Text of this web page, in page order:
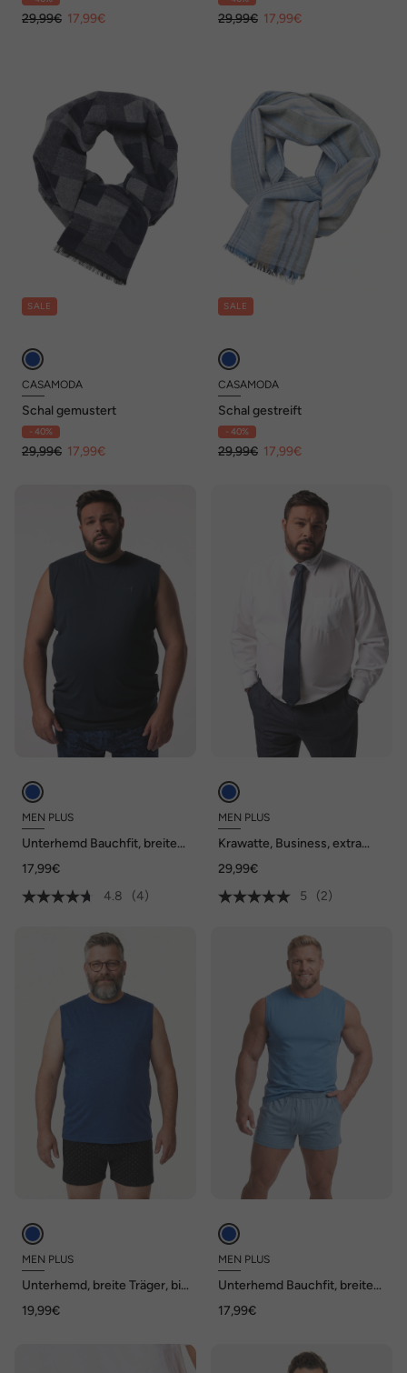
29,99€ 17,99€ 29,99€ 17,99€
SALE
CASAMODA
Schal gemustert
- 40%
29,99€ 17,99€
SALE
CASAMODA
Schal gestreift
- 40%
29,99€ 17,99€
MEN PLUS
Unterhemd Bauchfit, breite
17,99€
4.8
(4)
MEN PLUS
Krawatte, Business, extra
29,99€
5
(2)
MEN PLUS
Unterhemd, breite Träger, bis
19,99€
MEN PLUS
Unterhemd Bauchfit, breite
17,99€